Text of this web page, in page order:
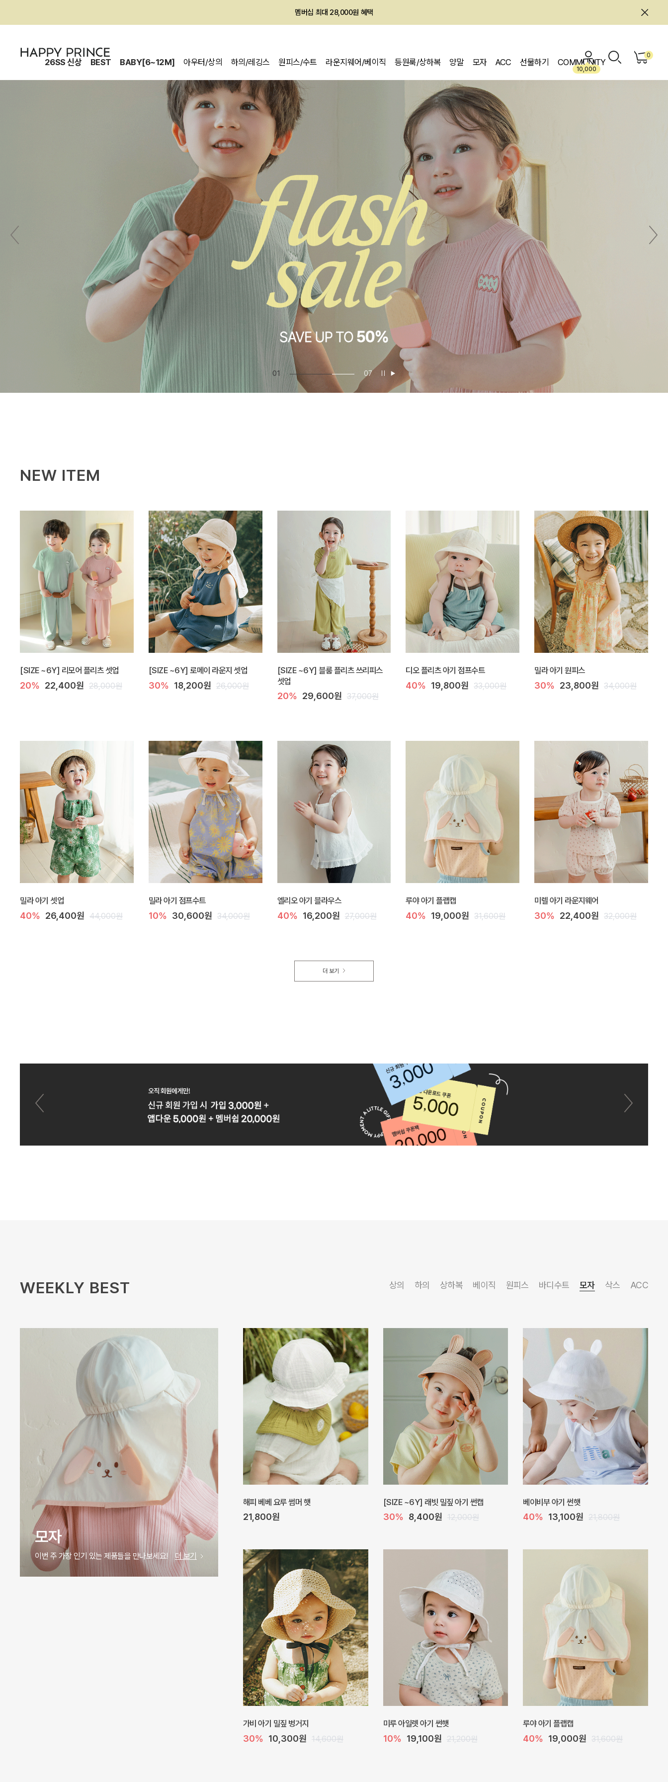
멤버십 최대 28,000원 혜택
26SS 신상 BEST BABY[6~12M] 아우터/상의 하의/레깅스 원피스/수트 라운지웨어/베이직 등원룩/상하복 양말 모자 ACC 선물하기 COMMUNITY
10,000
0
01 07
NEW ITEM
[SIZE ~6Y] 리모어 플리츠 셋업
20% 22,400원 28,000원
[SIZE ~6Y] 로메이 라운지 셋업
30% 18,200원 26,000원
[SIZE ~6Y] 블룸 플리츠 쓰리피스
셋업
20% 29,600원 37,000원
디오 플리츠 아기 점프수트
40% 19,800원 33,000원
밀라 아기 원피스
30% 23,800원 34,000원
밀라 아기 셋업
40% 26,400원 44,000원
밀라 아기 점프수트
10% 30,600원 34,000원
엘리오 아기 블라우스
40% 16,200원 27,000원
루야 아기 플랩캡
40% 19,000원 31,600원
미렐 아기 라운지웨어
30% 22,400원 32,000원
더 보기
WEEKLY BEST 상의 하의 상하복 베이직 원피스 바디수트 모자 삭스 ACC
삭스
이번 주 가장 인기 있는 제품들을 만나보세요! 더 보기
[SIZE ~7Y] 아이스크림 쿨링슈
30% 2,100원
퓨네 여름 아기 니삭스
5% 4,400원 4,600원
[SIZE ~6Y] 루프 여름 양말
5% 4,200원 4,400원
[SIZE ~6Y] 뉴 홀리 여름 양말
10% 3,600원 4,000원
[SIZE ~6Y] 젠 여름 양말 2색세트
5% 6,500원 6,800원
미라솔 아이스 아기 니삭스
5% 3,300원 3,400원